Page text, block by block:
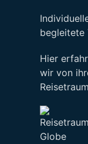
begleitete
Hier
wir von
Reisetraum